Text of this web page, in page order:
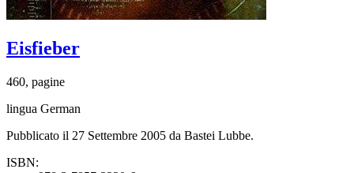
Eisfieber
460, pagine
lingua German
Pubblicato il 27 Settembre 2005 da Bastei Lubbe.
ISBN: